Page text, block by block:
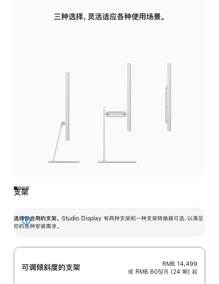
三种选择，灵活适应各种使用场景。
支架
选择你合用的支架。 Studio Display 有两种支架和一种支架转换器可选，以满足
你的各种安装需求。
展
可调倾斜度的支架
RMB 14,499
或 RMB 605/月 (24 期) 起